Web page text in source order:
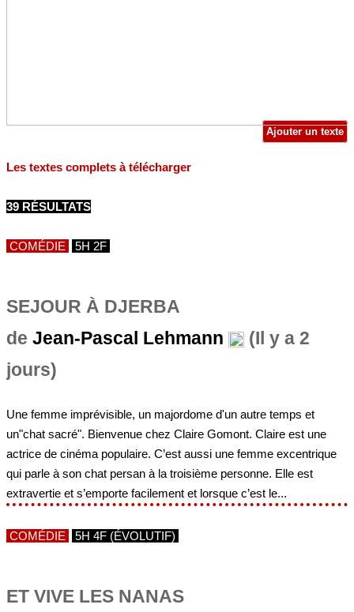
Ajouter un texte
Les textes complets à télécharger
39 RÉSULTATS
COMÉDIE 5H 2F
SEJOUR À DJERBA
de Jean-Pascal Lehmann
(Il y a 2
jours)
Une femme imprévisible, un majordome d'un autre temps et
un"chat sacré". Bienvenue chez Claire Gomont. Claire est une
actrice de cinéma populaire. C’est aussi une femme excentrique
qui parle à son chat persan à la troisième personne. Elle est
extravertie et s’emporte facilement et lorsque c’est le...
COMÉDIE 5H 4F (ÉVOLUTIF)
ET VIVE LES NANAS